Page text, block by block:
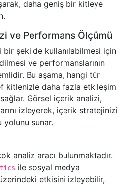
daha geniş bir kitleye
ve Performans Ölçümü
şekilde kullanılabilmesi için
ve performanslarının
Bu aşama, hangi tür
kitlenizle daha fazla etkileşim
sağlar. Görsel içerik analizi,
izleyerek, içerik stratejinizi
yolunu sunar.
analiz aracı bulunmaktadır.
ile sosyal medya
etkisini izleyebilir,